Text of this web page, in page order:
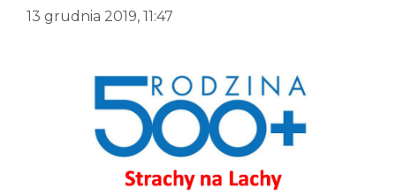
13 grudnia 2019, 11:47